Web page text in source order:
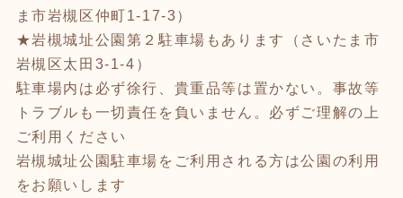
ま市岩槻区仲町1-17-3）
★岩槻城址公園第２駐車場もあります（さいたま市
岩槻区太田3-1-4）
駐車場内は必ず徐行、貴重品等は置かない。事故等
トラブルも一切責任を負いません。必ずご理解の上
ご利用ください
岩槻城址公園駐車場をご利用される方は公園の利用
をお願いします